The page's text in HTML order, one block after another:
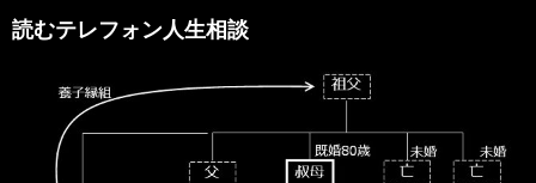
読むテレフォン人生相談